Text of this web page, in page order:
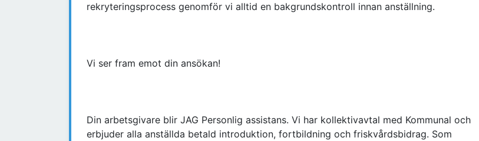
rekryteringsprocess genomför vi alltid en bakgrundskontroll innan anställning.
Vi ser fram emot din ansökan!
Din arbetsgivare blir JAG Personlig assistans. Vi har kollektivavtal med Kommunal och
erbjuder alla anställda betald introduktion, fortbildning och friskvårdsbidrag. Som